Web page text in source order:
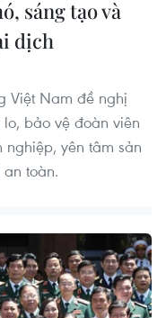
sáng tạo và
dịch
Việt Nam đề nghị
bảo vệ đoàn viên
yên tâm sản
toàn.